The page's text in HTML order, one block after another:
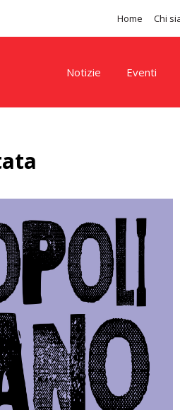
Home Chi
Notizie Eventi